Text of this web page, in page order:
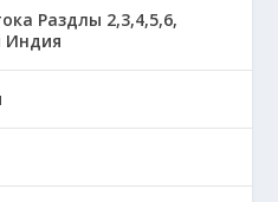
Раздлы 2,3,4,5,6,
Индия